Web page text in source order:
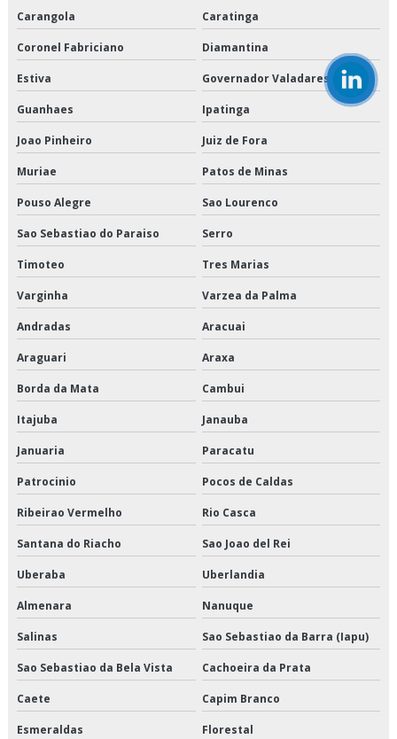
Empresa de transporte dedicado
Empresa de transporte dedicado de alimentos
Empresa de transporte e logística
Empresa de transporte interestadual
Empresa de transporte nordeste
Empresa que transporta produtos congelados
Empresa que transporta produtos refrigerados
Empresa transportadora de alimentos
Empresa transportadora de mercadorias
Empresas de armazenagem e logística em sp
Empresas de cross docking
Empresas de logística e armazenagem
Empresas de logística refrigerada
Empresas de transportes fracionados
Empresas que fazem cross docking
Empresas que fazem transporte de mercadorias
Empresas transportadoras de carga fracionada
Carangola Caratinga
Coronel Fabriciano Diamantina
Estiva Governador Valadares
Guanhaes Ipatinga
Joao Pinheiro Juiz de Fora
Muriae Patos de Minas
Pouso Alegre Sao Lourenco
Sao Sebastiao do Paraiso Serro
Timoteo Tres Marias
Varginha Varzea da Palma
Andradas Aracuai
Araguari Araxa
Borda da Mata Cambui
Itajuba Janauba
Januaria Paracatu
Patrocinio Pocos de Caldas
Ribeirao Vermelho Rio Casca
Santana do Riacho Sao Joao del Rei
Uberaba Uberlandia
Almenara Nanuque
Salinas Sao Sebastiao da Barra (Iapu)
Sao Sebastiao da Bela Vista Cachoeira da Prata
Caete Capim Branco
Esmeraldas Florestal